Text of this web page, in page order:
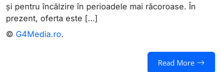
și pentru încălzire în perioadele mai răcoroase. În
prezent, oferta este […]
© G4Media.ro.
Read More